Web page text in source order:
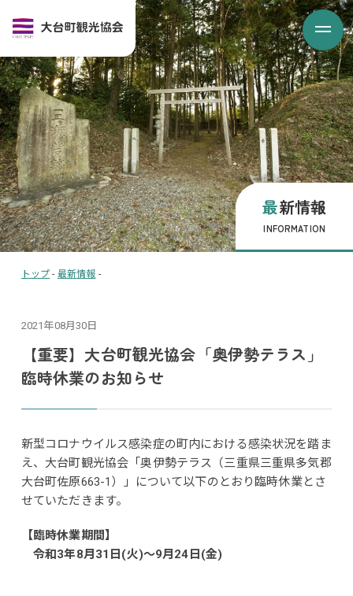
最新情報
INFORMATION
トップ - 最新情報 -
2021年08月30日
【重要】大台町観光協会「奥伊勢テラス」
臨時休業のお知らせ
新型コロナウイルス感染症の町内における感染状況を踏ま
え、大台町観光協会「奥伊勢テラス（三重県三重県多気郡
大台町佐原663-1）」について以下のとおり臨時休業とさ
せていただきます。
【臨時休業期間】
令和3年8月31日(火)～9月24日(金)